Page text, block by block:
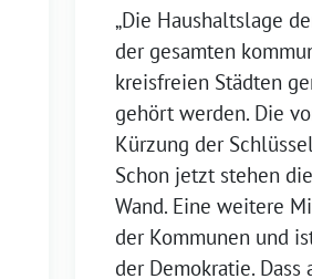
„Die Haushaltslage
der gesamten
kreisfreien Städten
gehört werden. Die
Kürzung der
Schon jetzt stehen
Wand. Eine weitere
der Kommunen und
der Demokratie.